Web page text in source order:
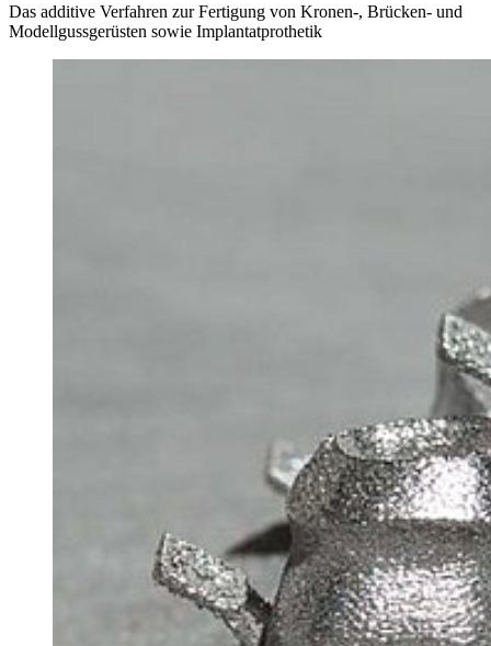
Das additive Verfahren zur Fertigung von Kronen-, Brücken- und
Modellgussgerüsten sowie Implantatprothetik